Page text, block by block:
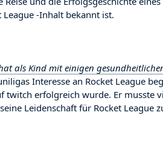
-Inhalt bekannt ist.
als Kind mit einigen
Interesse an Rocket League
twitch erfolgreich wurde. Er musste
Leidenschaft für Rocket League